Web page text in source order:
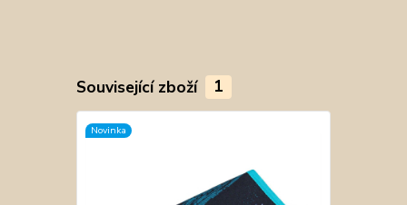
Související zboží 1
Novinka